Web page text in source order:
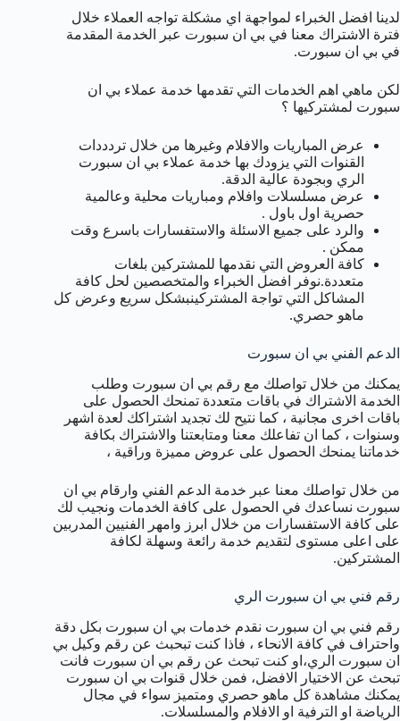
لدينا افضل الخبراء لمواجهة اي مشكلة تواجه العملاء خلال
فترة الاشتراك معنا في بي ان سبورت عبر الخدمة المقدمة
في بي ان سبورت.
لكن ماهي اهم الخدمات التي تقدمها خدمة عملاء بي ان
سبورت لمشتركيها ؟
عرض المباريات والافلام وغيرها من خلال تردددات
القنوات التي يزودك بها خدمة عملاء بي ان سبورت
الري وبجودة عالية الدقة.
عرض مسلسلات وافلام ومباريات محلية وعالمية
حصرية اول باول .
والرد على جميع الاسئلة والاستفسارات باسرع وقت
ممكن .
كافة العروض التي نقدمها للمشتركين بلغات
متعددة.نوفر افضل الخبراء والمتخصصين لحل كافة
المشاكل التي تواجة المشتركينبشكل سريع وعرض كل
ماهو حصري.
الدعم الفني بي ان سبورت
يمكنك من خلال تواصلك مع رقم بي ان سبورت وطلب
الخدمة الاشتراك في باقات متعددة تمنحك الحصول على
باقات اخرى مجانية ، كما نتيح لك تجديد اشتراكك لعدة اشهر
وسنوات ، كما ان تفاعلك معنا ومتابعتنا والاشتراك بكافة
خدماتنا يمنحك الحصول على عروض مميزة وراقية ،
من خلال تواصلك معنا عبر خدمة الدعم الفني وارقام بي ان
سبورت نساعدك في الحصول على كافة الخدمات ونجيب لك
على كافة الاستفسارات من خلال ابرز وامهر الفنيين المدربين
على اعلى مستوى لتقديم خدمة رائعة وسهلة لكافة
المشتركين.
رقم فني بي ان سبورت الري
رقم فني بي ان سبورت نقدم خدمات بي ان سبورت بكل دقة
واحتراف في كافة الانحاء ، فاذا كنت تبحبث عن رقم وكيل بي
ان سبورت الري،او كنت تبحث عن رقم بي ان سبورت فانت
تبحث عن الاختيار الافضل، فمن خلال قنوات بي ان سبورت
يمكنك مشاهدة كل ماهو حصري ومتميز سواء في مجال
الرياضة او الترفية او الافلام والمسلسلات.